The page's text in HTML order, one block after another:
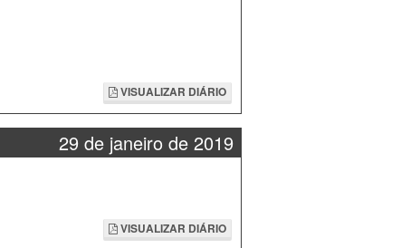
VISUALIZAR DIÁRIO
29 de janeiro de 2019
VISUALIZAR DIÁRIO